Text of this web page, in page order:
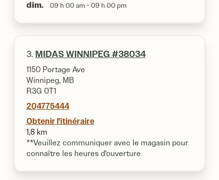
dim. 09 h 00 am - 09 h 00 pm
3. MIDAS WINNIPEG #38034
1150 Portage Ave
Winnipeg, MB
R3G 0T1
204775444
Obtenir l'itinéraire
1,8 km
**Veuillez communiquer avec le magasin pour
connaître les heures d'ouverture